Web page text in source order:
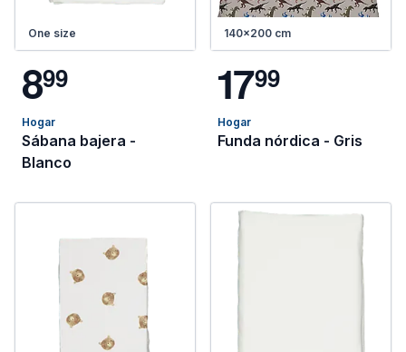
One size
899
Hogar
Sábana bajera -
Blanco
140x200 cm
1799
Hogar
Funda nórdica - Gris